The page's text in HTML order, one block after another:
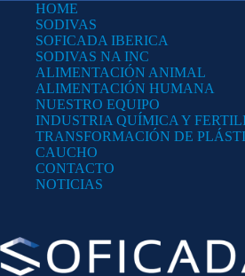
HOME
SODIVAS
SOFICADA IBERICA
SODIVAS NA INC
ALIMENTACIÓN ANIMAL
ALIMENTACIÓN HUMANA
NUESTRO EQUIPO
INDUSTRIA QUÍMICA Y
TRANSFORMACIÓN DE
CAUCHO
CONTACTO
NOTICIAS